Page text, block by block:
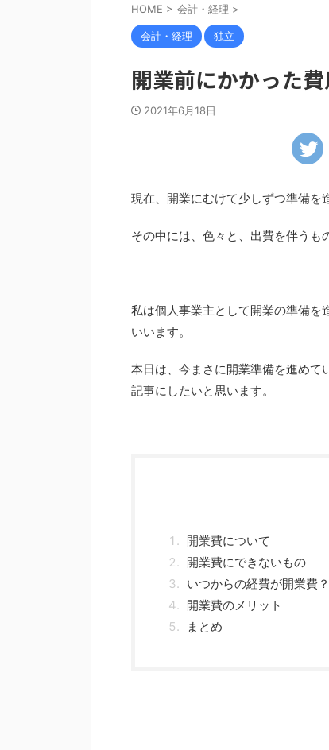
HOME > 会計・経理 >
会計・経理 独立
開業前にかかった
2021年6月18日
現在、開業にむけて少しずつ準備を
その中には、色々と、出費を伴うも
私は個人事業主として開業の準備を
いいます。
本日は、今まさに開業準備を進めて
記事にしたいと思います。
開業費について
開業費にできないもの
いつからの経費が開業費？
開業費のメリット
まとめ